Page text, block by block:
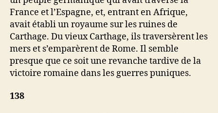
France et l’Espagne, et, entrant en Afrique,
avait établi un royaume sur les ruines de
Carthage. Du vieux Carthage, ils traversèrent les
mers et s’emparèrent de Rome. Il semble
presque que ce soit une revanche tardive de la
victoire romaine dans les guerres puniques.
138